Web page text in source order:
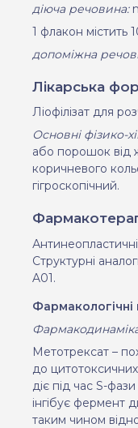
діюча речовина:
1 флакон містить
допоміжна
Лікарська
Ліофілізат для
Основні фізико-
або порошок від
коричневого
гігроскопічний.
Структурні
A01.
Фармакологічні
Метотрексат –
до цитотоксичних
діє під час S-
інгібує фермент
таким чином